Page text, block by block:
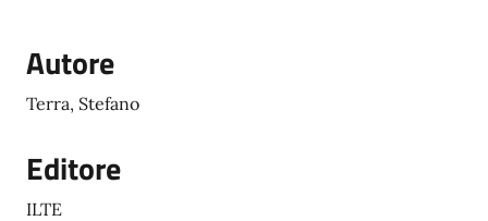
Autore
Terra, Stefano
Editore
ILTE